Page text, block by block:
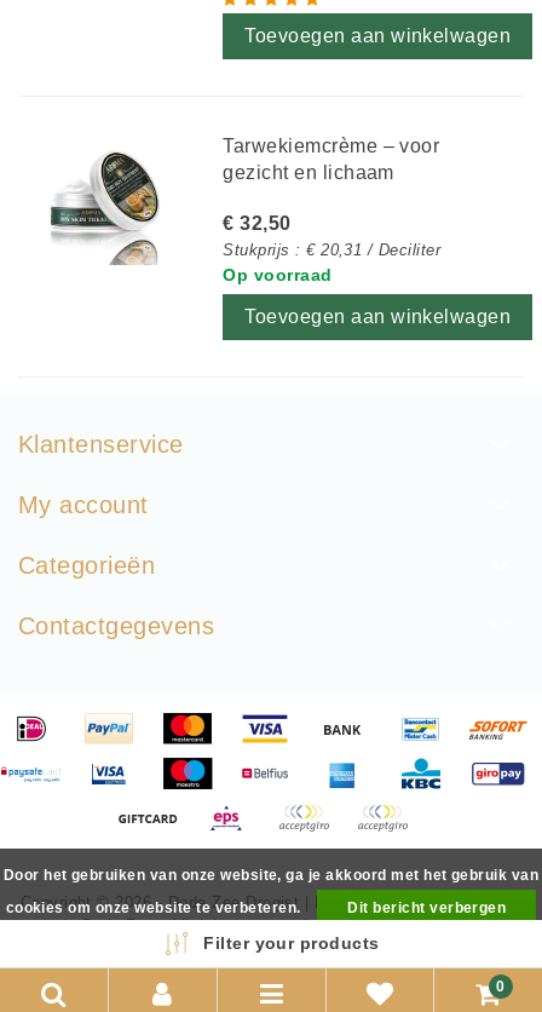
Toevoegen aan winkelwagen
Tarwekiemcrème – voor
gezicht en lichaam
€ 32,50
Stukprijs : € 20,31 / Deciliter
Op voorraad
Toevoegen aan winkelwagen
Klantenservice
My account
Categorieën
Contactgegevens
Copyright © 2026 - Dode Zee Drogist | Mineralen & Huidverzorging
uit de Dode Zee - All rights reserved - RealizationInStijl Media
Filter your products
0
Door het gebruiken van onze website, ga je akkoord met het gebruik van
cookies om onze website te verbeteren.
Dit bericht verbergen
Meer over cookies »